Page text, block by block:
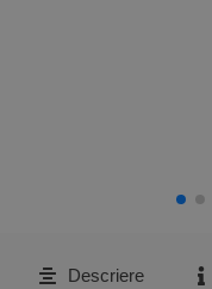
Descriere